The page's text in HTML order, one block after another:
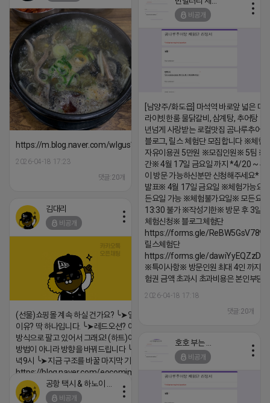
2026-04-18 17:23
https://m.blog.naver.com/wlgus1647/224253846149
2026-04-18 17:23
댓글:20개
비공개
[남양주/화도읍] 마석역 바로앞 넓은 매
라이빗한룸 물닭갈비, 삼계탕, 추어탕 맛
년넘게 사랑받는 로컬맛집 곰나루추어
블로그, 릴스 체험단 모집합니다 ※체험
자유이용권 5만원 ※모집인원※ 5팀 ※
간※ 4월 17일 금요일 까지 *4/20 ~ 4/
이 방문 가능하신분만 신청해주세요* ※
발표※ 4월 17일 금요일 ※체험가능요
든요일 가능 ※체험불가요일※ 모든요
13:30 불가 ※작성기한※ 방문 후 3일
체험신청※ 블로그체험단
https://forms.gle/
릴스체험단
https://forms.gle/
※특이사항※ 방문인원 최대 4인 까지
험권 금액 초과시 초과비용은 본인부담
2026-04-18 17:18
댓글:20개
김대리
비공개
(선물)쇼핑몰 계속 하실 건가요? ╰➤열심히 해도 안되는
이유? 딱 하나입니다. ╰➤레드오션? 아니요! ╰➤모두 같은
방식으로 팔고 있어서 그래요! (하트)이번엔 다릅니다. ╰➤
방법이 아니라 방향을 바꿔드립니다 ╰➤4월 21일(화) 저
녁9시 ╰➤지금 구조를 바꿀 마지막 기회
https://blog.naver.com/eocomim/224250518436
2026-04-18 17:15
비공개
비공개